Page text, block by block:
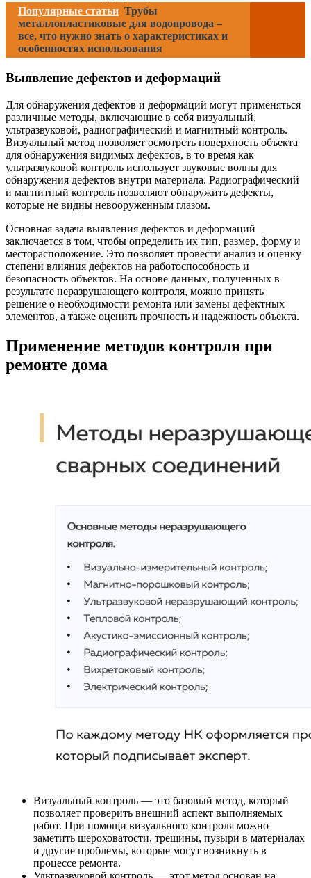
Популярные статьи Трубы
металлопластиковые для водопровода –
все, что нужно знать о характеристиках и
особенностях использования
Выявление дефектов и деформаций
Для обнаружения дефектов и деформаций могут применяться
различные методы, включающие в себя визуальный,
ультразвуковой, радиографический и магнитный контроль.
Визуальный метод позволяет осмотреть поверхность объекта
для обнаружения видимых дефектов, в то время как
ультразвуковой контроль использует звуковые волны для
обнаружения дефектов внутри материала. Радиографический
и магнитный контроль позволяют обнаружить дефекты,
которые не видны невооруженным глазом.
Основная задача выявления дефектов и деформаций
заключается в том, чтобы определить их тип, размер, форму и
месторасположение. Это позволяет провести анализ и оценку
степени влияния дефектов на работоспособность и
безопасность объектов. На основе данных, полученных в
результате неразрушающего контроля, можно принять
решение о необходимости ремонта или замены дефектных
элементов, а также оценить прочность и надежность объекта.
Применение методов контроля при
ремонте дома
Визуальный контроль — это базовый метод, который
позволяет проверить внешний аспект выполняемых
работ. При помощи визуального контроля можно
заметить шероховатости, трещины, пузыри в материалах
и другие проблемы, которые могут возникнуть в
процессе ремонта.
Ультразвуковой контроль — этот метод основан на